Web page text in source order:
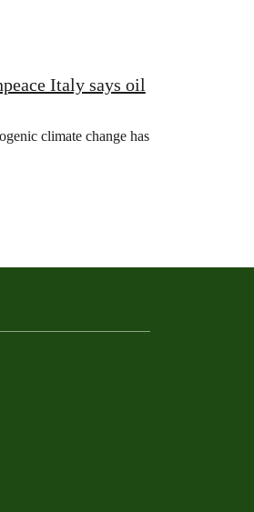
Italy says oil
climate change has